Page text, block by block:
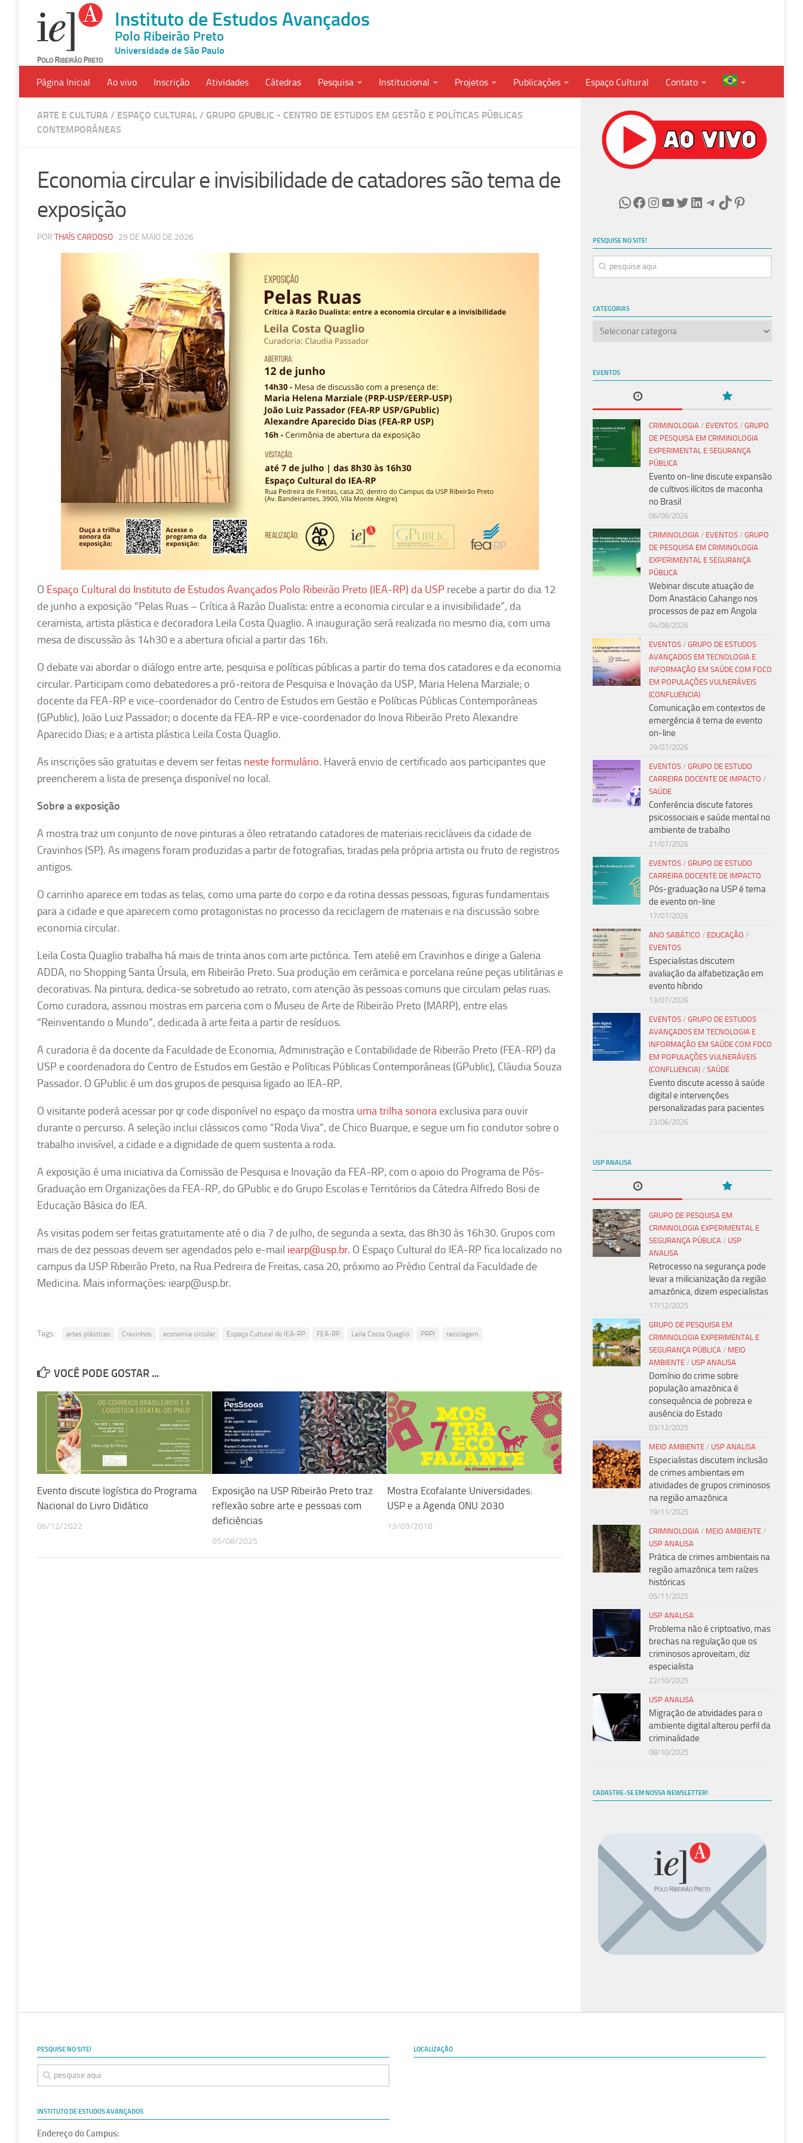
Instituto de Estudos Avançados
Polo Ribeirão Preto
Universidade de São Paulo
Página Inicial Ao vivo Inscrição Atividades Cátedras Pesquisa Institucional Projetos Publicações Espaço Cultural Contato
ARTE E CULTURA / ESPAÇO CULTURAL / GRUPO GPUBLIC - CENTRO DE ESTUDOS EM GESTÃO E POLÍTICAS PÚBLICAS
CONTEMPORÂNEAS
Economia circular e invisibilidade de catadores são tema de
exposição
POR THAÍS CARDOSO · 29 DE MAIO DE 2026
O Espaço Cultural do Instituto de Estudos Avançados Polo Ribeirão Preto (IEA-RP) da USP recebe a partir do dia 12
de junho a exposição “Pelas Ruas – Crítica à Razão Dualista: entre a economia circular e a invisibilidade”, da
ceramista, artista plástica e decoradora Leila Costa Quaglio. A inauguração será realizada no mesmo dia, com uma
mesa de discussão às 14h30 e a abertura oficial a partir das 16h.
O debate vai abordar o diálogo entre arte, pesquisa e políticas públicas a partir do tema dos catadores e da economia
circular. Participam como debatedores a pró-reitora de Pesquisa e Inovação da USP, Maria Helena Marziale; o
docente da FEA-RP e vice-coordenador do Centro de Estudos em Gestão e Políticas Públicas Contemporâneas
(GPublic), João Luiz Passador; o docente da FEA-RP e vice-coordenador do Inova Ribeirão Preto Alexandre
Aparecido Dias; e a artista plástica Leila Costa Quaglio.
As inscrições são gratuitas e devem ser feitas neste formulário. Haverá envio de certificado aos participantes que
preencherem a lista de presença disponível no local.
Sobre a exposição
A mostra traz um conjunto de nove pinturas a óleo retratando catadores de materiais recicláveis da cidade de
Cravinhos (SP). As imagens foram produzidas a partir de fotografias, tiradas pela própria artista ou fruto de registros
antigos.
O carrinho aparece em todas as telas, como uma parte do corpo e da rotina dessas pessoas, figuras fundamentais
para a cidade e que aparecem como protagonistas no processo da reciclagem de materiais e na discussão sobre
economia circular.
Leila Costa Quaglio trabalha há mais de trinta anos com arte pictórica. Tem ateliê em Cravinhos e dirige a Galeria
ADDA, no Shopping Santa Úrsula, em Ribeirão Preto. Sua produção em cerâmica e porcelana reúne peças utilitárias e
decorativas. Na pintura, dedica-se sobretudo ao retrato, com atenção às pessoas comuns que circulam pelas ruas.
Como curadora, assinou mostras em parceria com o Museu de Arte de Ribeirão Preto (MARP), entre elas
“Reinventando o Mundo”, dedicada à arte feita a partir de resíduos.
A curadoria é da docente da Faculdade de Economia, Administração e Contabilidade de Ribeirão Preto (FEA-RP) da
USP e coordenadora do Centro de Estudos em Gestão e Políticas Públicas Contemporâneas (GPublic), Cláudia Souza
Passador. O GPublic é um dos grupos de pesquisa ligado ao IEA-RP.
O visitante poderá acessar por qr code disponível no espaço da mostra uma trilha sonora exclusiva para ouvir
durante o percurso. A seleção inclui clássicos como “Roda Viva”, de Chico Buarque, e segue um fio condutor sobre o
trabalho invisível, a cidade e a dignidade de quem sustenta a roda.
A exposição é uma iniciativa da Comissão de Pesquisa e Inovação da FEA-RP, com o apoio do Programa de Pós-
Graduação em Organizações da FEA-RP, do GPublic e do Grupo Escolas e Territórios da Cátedra Alfredo Bosi de
Educação Básica do IEA.
As visitas podem ser feitas gratuitamente até o dia 7 de julho, de segunda a sexta, das 8h30 às 16h30. Grupos com
mais de dez pessoas devem ser agendados pelo e-mail iearp@usp.br. O Espaço Cultural do IEA-RP fica localizado no
campus da USP Ribeirão Preto, na Rua Pedreira de Freitas, casa 20, próximo ao Prédio Central da Faculdade de
Medicina. Mais informações: iearp@usp.br.
Tags: artes plásticas Cravinhos economia circular Espaço Cultural do IEA-RP FEA-RP Leila Costa Quaglio PRPI reciclagem
VOCÊ PODE GOSTAR ...
Evento discute logística do Programa
Nacional do Livro Didático
06/12/2022
Exposição na USP Ribeirão Preto traz
reflexão sobre arte e pessoas com
deficiências
05/08/2025
Mostra Ecofalante Universidades:
USP e a Agenda ONU 2030
13/09/2018
WhatsApp
Facebook
Instagram
Youtube
Twitter
LinkedIn
Telegram
TikTokPinterest
PESQUISE NO SITE!
CATEGORIAS
Categorias
EVENTOS
CRIMINOLOGIA / EVENTOS / GRUPO
DE PESQUISA EM CRIMINOLOGIA
EXPERIMENTAL E SEGURANÇA
PÚBLICA
Evento on-line discute expansão
de cultivos ilícitos de maconha
no Brasil
06/08/2026
CRIMINOLOGIA / EVENTOS / GRUPO
DE PESQUISA EM CRIMINOLOGIA
EXPERIMENTAL E SEGURANÇA
PÚBLICA
Webinar discute atuação de
Dom Anastácio Cahango nos
processos de paz em Angola
04/08/2026
EVENTOS / GRUPO DE ESTUDOS
AVANÇADOS EM TECNOLOGIA E
INFORMAÇÃO EM SAÚDE COM FOCO
EM POPULAÇÕES VULNERÁVEIS
(CONFLUENCIA)
Comunicação em contextos de
emergência é tema de evento
on-line
29/07/2026
EVENTOS / GRUPO DE ESTUDO
CARREIRA DOCENTE DE IMPACTO /
SAÚDE
Conferência discute fatores
psicossociais e saúde mental no
ambiente de trabalho
21/07/2026
EVENTOS / GRUPO DE ESTUDO
CARREIRA DOCENTE DE IMPACTO
Pós-graduação na USP é tema
de evento on-line
17/07/2026
ANO SABÁTICO / EDUCAÇÃO /
EVENTOS
Especialistas discutem
avaliação da alfabetização em
evento híbrido
13/07/2026
EVENTOS / GRUPO DE ESTUDOS
AVANÇADOS EM TECNOLOGIA E
INFORMAÇÃO EM SAÚDE COM FOCO
EM POPULAÇÕES VULNERÁVEIS
(CONFLUENCIA) / SAÚDE
Evento discute acesso à saúde
digital e intervenções
personalizadas para pacientes
23/06/2026
USP ANALISA
GRUPO DE PESQUISA EM
CRIMINOLOGIA EXPERIMENTAL E
SEGURANÇA PÚBLICA / USP
ANALISA
Retrocesso na segurança pode
levar a milicianização da região
amazônica, dizem especialistas
17/12/2025
GRUPO DE PESQUISA EM
CRIMINOLOGIA EXPERIMENTAL E
SEGURANÇA PÚBLICA / MEIO
AMBIENTE / USP ANALISA
Domínio do crime sobre
população amazônica é
consequência de pobreza e
ausência do Estado
03/12/2025
MEIO AMBIENTE / USP ANALISA
Especialistas discutem inclusão
de crimes ambientais em
atividades de grupos criminosos
na região amazônica
19/11/2025
CRIMINOLOGIA / MEIO AMBIENTE /
USP ANALISA
Prática de crimes ambientais na
região amazônica tem raízes
históricas
05/11/2025
USP ANALISA
Problema não é criptoativo, mas
brechas na regulação que os
criminosos aproveitam, diz
especialista
22/10/2025
USP ANALISA
Migração de atividades para o
ambiente digital alterou perfil da
criminalidade
08/10/2025
CADASTRE-SE EM NOSSA NEWSLETTER!
PESQUISE NO SITE!
INSTITUTO DE ESTUDOS AVANÇADOS
Endereço do Campus:
LOCALIZAÇÃO